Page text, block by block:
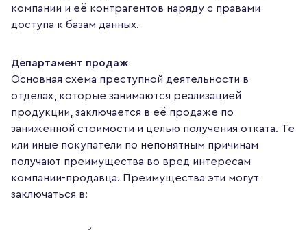
компании и её контрагентов наряду с правами
доступа к базам данных.
Департамент продаж
Основная схема преступной деятельности в
отделах, которые занимаются реализацией
продукции, заключается в её продаже по
заниженной стоимости и целью получения отката. Те
или иные покупатели по непонятным причинам
получают преимущества во вред интересам
компании-продавца. Преимущества эти могут
заключаться в: